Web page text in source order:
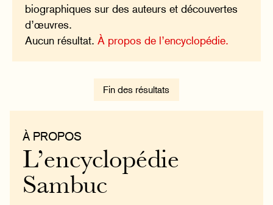
biographiques sur des auteurs et découvertes
d’œuvres.
Aucun résultat.À propos de l’encyclopédie.
Fin des résultats
À PROPOS
L’encyclopédie
Sambuc